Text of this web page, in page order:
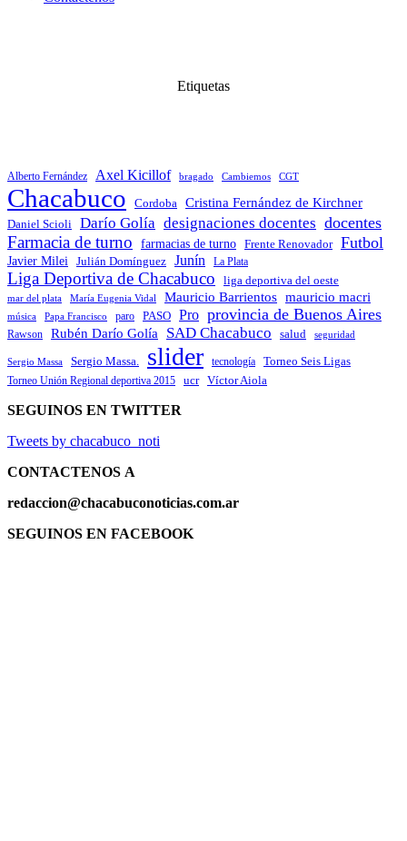
Etiquetas
Alberto Fernández Axel Kicillof bragado Cambiemos CGT
Chacabuco Cordoba Cristina Fernández de Kirchner
Daniel Scioli Darío Golía designaciones docentes docentes
Farmacia de turno farmacias de turno Frente Renovador Futbol
Javier Milei Julián Domínguez Junín La Plata
Liga Deportiva de Chacabuco liga deportiva del oeste
mar del plata María Eugenia Vidal Mauricio Barrientos mauricio macri
música Papa Francisco paro PASO Pro provincia de Buenos Aires
Rawson Rubén Darío Golía SAD Chacabuco salud seguridad
Sergio Massa Sergio Massa. slider tecnología Torneo Seis Ligas
Torneo Unión Regional deportiva 2015 ucr Víctor Aiola
SEGUINOS EN TWITTER
Tweets by chacabuco_noti
CONTACTENOS A
redaccion@chacabuconoticias.com.ar
SEGUINOS EN FACEBOOK